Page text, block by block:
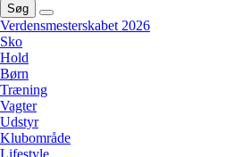
Søg
Verdensmesterskabet 2026
Sko
Hold
Børn
Træning
Vagter
Udstyr
Klubområde